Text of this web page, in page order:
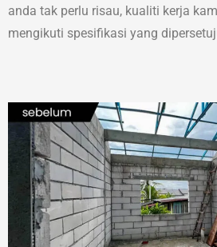
anda tak perlu risau, kualiti kerja
mengikuti spesifikasi yang